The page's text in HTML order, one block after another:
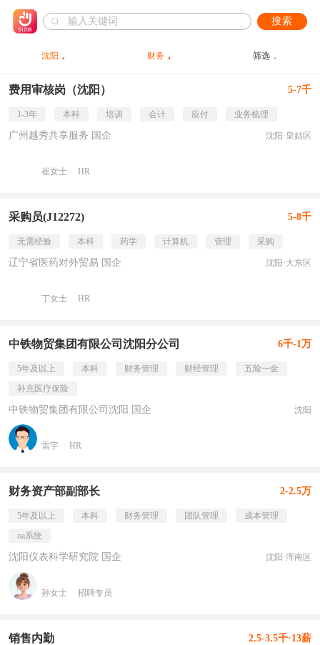
搜索
沈阳 财务 筛选
费用审核岗（沈阳） 5-7千
1-3年 本科 培训 会计 应付 业务梳理
广州越秀共享服务 国企 沈阳·皇姑区
崔女士 HR
采购员(J12272) 5-8千
无需经验 本科 药学 计算机 管理 采购
辽宁省医药对外贸易 国企 沈阳·大东区
丁女士 HR
中铁物贸集团有限公司沈阳分公司 6千-1万
5年及以上 本科 财务管理 财经管理
五险一金
补充医疗保险
中铁物贸集团有限公司沈阳 国企 沈阳
雷宇 HR
财务资产部副部长 2-2.5万
5年及以上 本科 财务管理 团队管理
成本管理
oa系统
沈阳仪表科学研究院 国企 沈阳·浑南区
孙女士 招聘专员
销售内勤 2.5-3.5千·13薪